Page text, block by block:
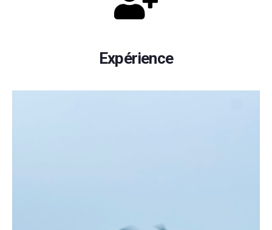
Expérience